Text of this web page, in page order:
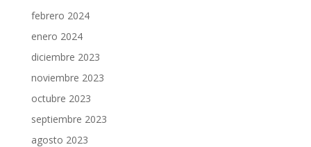
febrero 2024
enero 2024
diciembre 2023
noviembre 2023
octubre 2023
septiembre 2023
agosto 2023